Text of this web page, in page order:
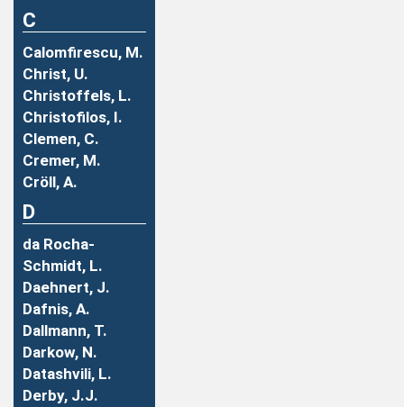
C
Calomfirescu, M.
Christ, U.
Christoffels, L.
Christofilos, I.
Clemen, C.
Cremer, M.
Cröll, A.
D
da Rocha-
Schmidt, L.
Daehnert, J.
Dafnis, A.
Dallmann, T.
Darkow, N.
Datashvili, L.
Derby, J.J.